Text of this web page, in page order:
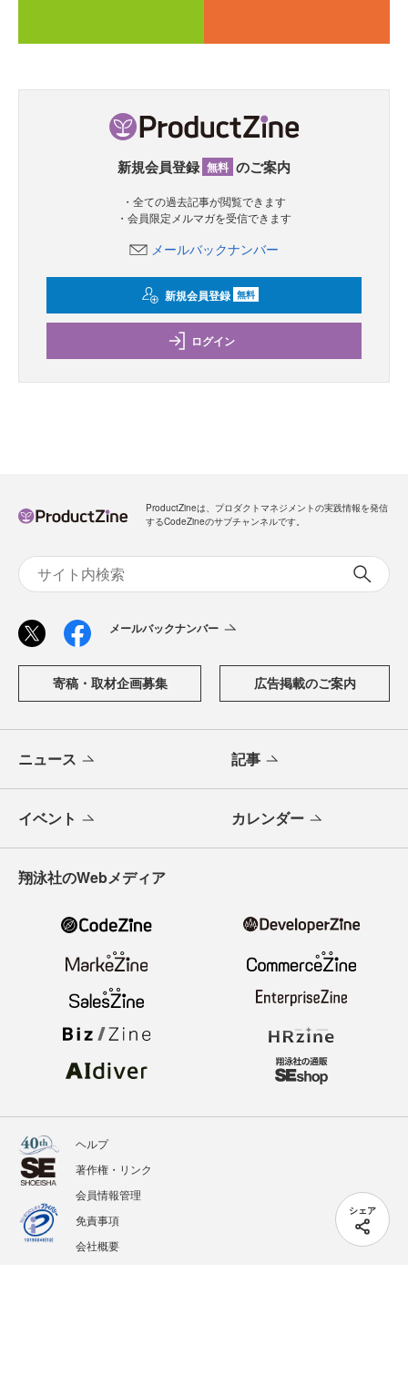
シェア
新規会員登録 無料 のご案内
・全ての過去記事が閲覧できます
・会員限定メルマガを受信できます
メールバックナンバー
新規会員登録 無料
ログイン
ProductZineは、プロダクトマネジメントの実践情報を発信
するCodeZineのサブチャンネルです。
メールバックナンバー
寄稿・取材企画募集 広告掲載のご案内
ニュース 記事
イベント カレンダー
翔泳社のWebメディア
ヘルプ
著作権・リンク
会員情報管理
免責事項
会社概要